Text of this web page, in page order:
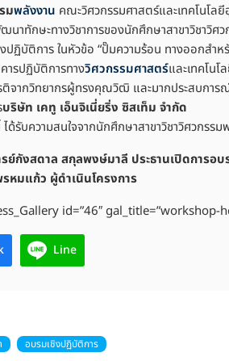
มพลังงาน คณะวิศวกรรมศาสตร์และเทคโนโล
นาทักษะทางวิชาการของนักศึกษาสาขาวิชาวิศ
ปฏิบัติการ ในหัวข้อ “ปั๊มความร้อน ทางออกสำ
ารปฏิบัติการทางวิศวกรรมศาสตร์และเทคโน
ติจากวิทยากรผู้ทรงคุณวิฒิ และมากประสบกา
บริษัท เคทู เอ็นจิเนี่ยริ่ง ซิสเท็ม จำกัด
ด้รับความสนใจจากนักศึกษาสาขาวิชาวิศวกรร
ย์กังสดาล สกุลพงษ์มาลี ประธานเปิดการอบ
หมแก้ว ผู้ดำเนินโครงการ
id=”46″ gal_title=”workshop-
Line
อบรมเชิงปฏิบัติการ